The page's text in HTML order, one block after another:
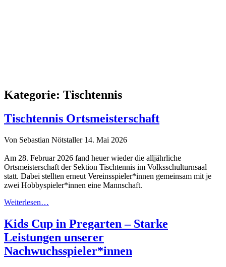
Kategorie: Tischtennis
Tischtennis Ortsmeisterschaft
Von Sebastian Nötstaller 14. Mai 2026
Am 28. Februar 2026 fand heuer wieder die alljährliche
Ortsmeisterschaft der Sektion Tischtennis im Volksschulturnsaal
statt. Dabei stellten erneut Vereinsspieler*innen gemeinsam mit je
zwei Hobbyspieler*innen eine Mannschaft.
Weiterlesen…
Kids Cup in Pregarten – Starke
Leistungen unserer
Nachwuchsspieler*innen